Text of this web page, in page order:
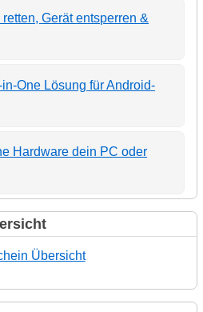
Gerät entsperren &
One Lösung für Android-
Hardware dein PC oder
Übersicht